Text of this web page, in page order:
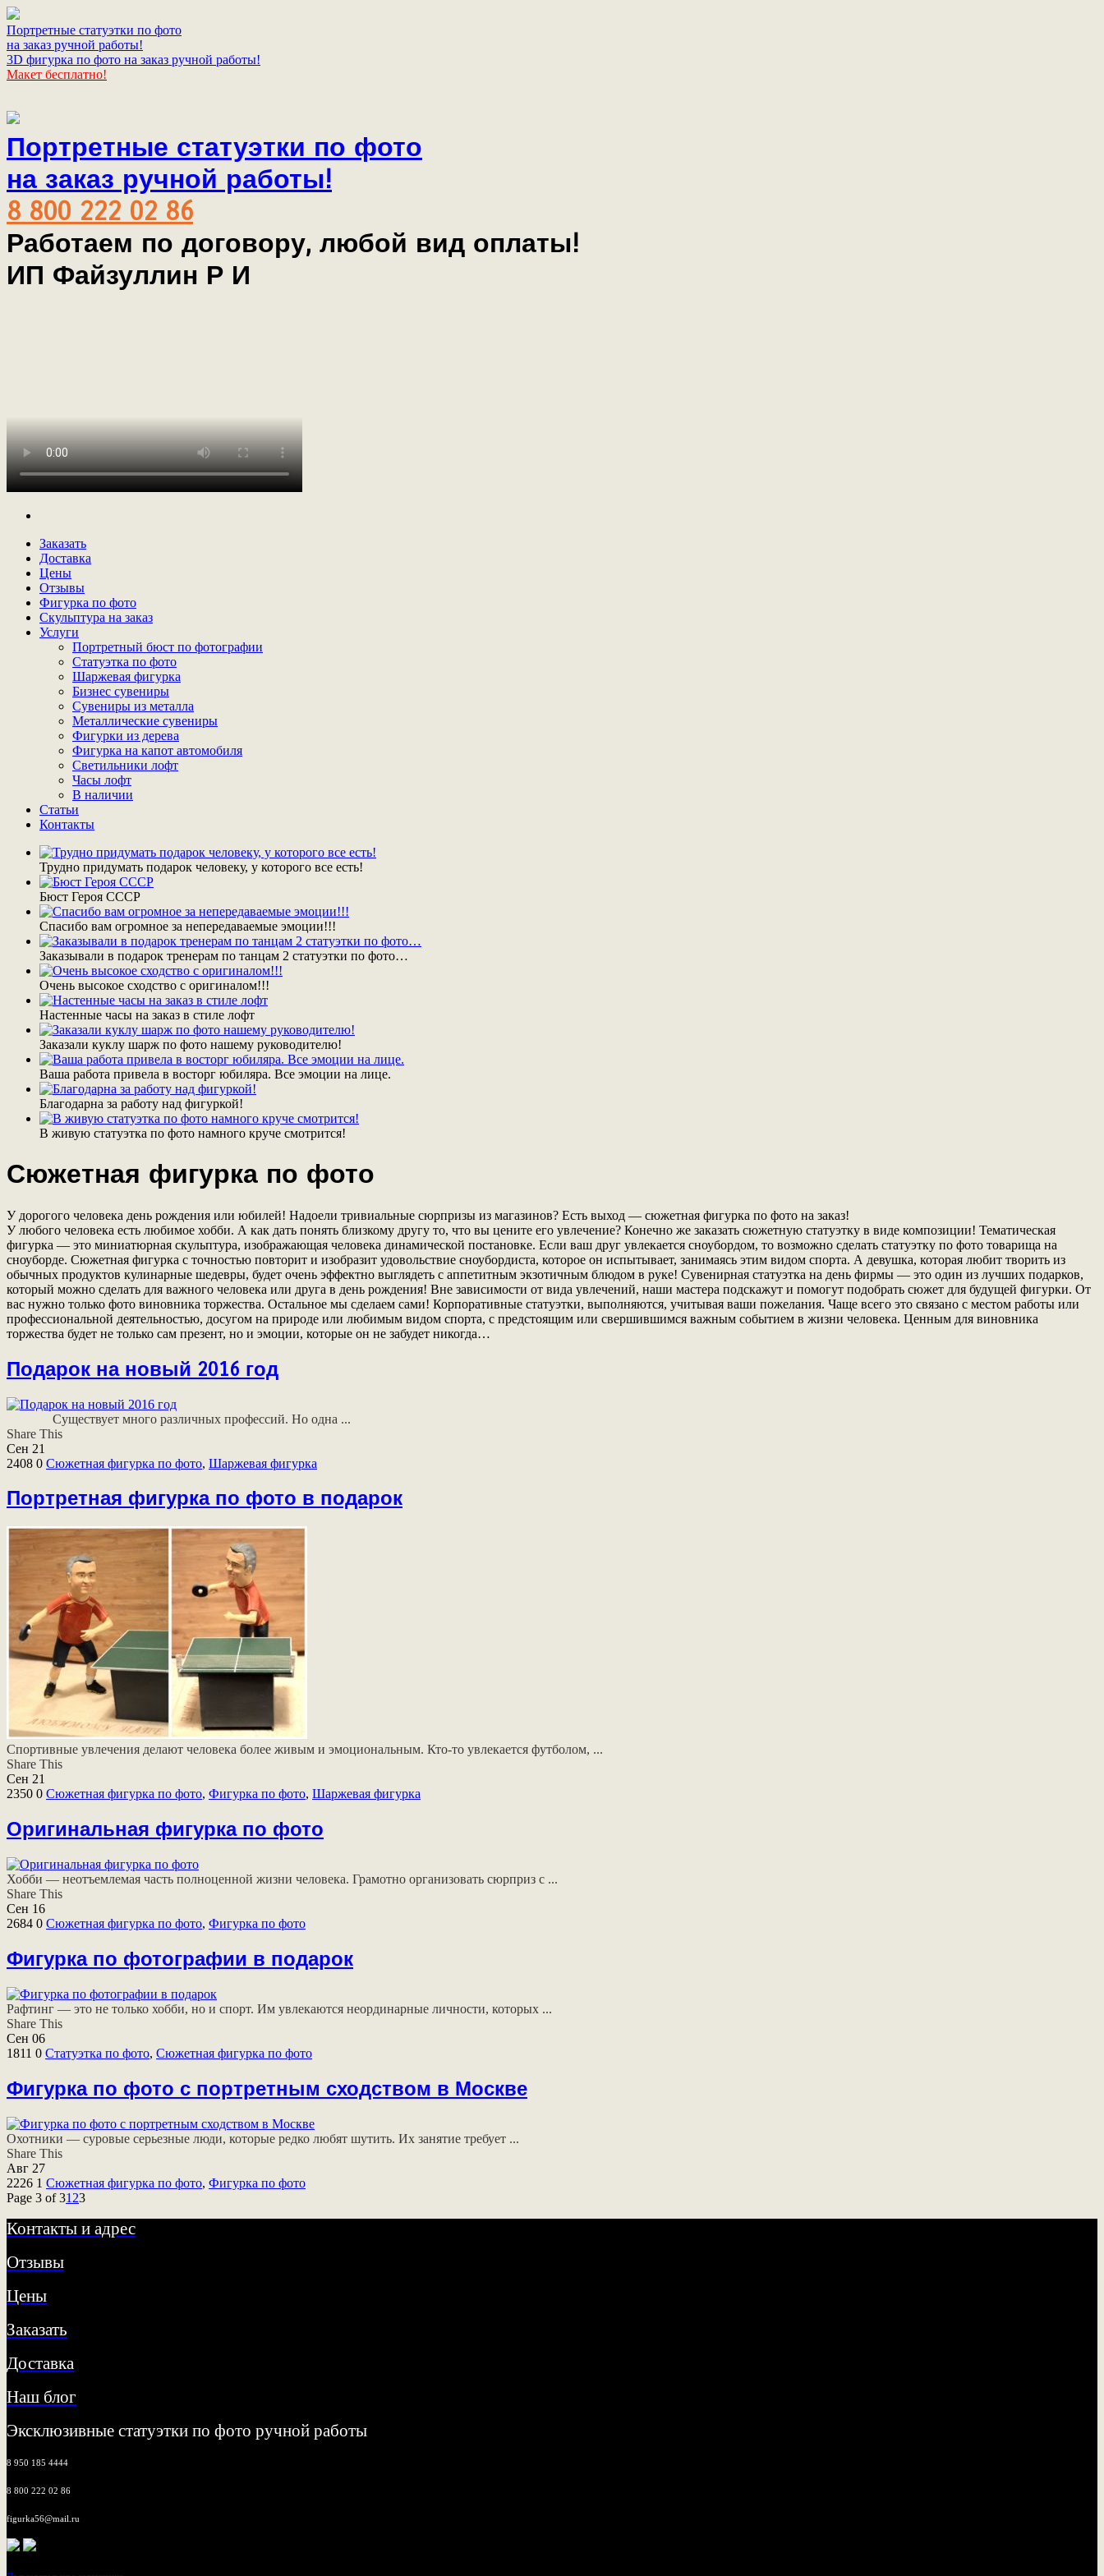
Портретные статуэтки по фото
на заказ ручной работы!
3D фигурка по фото на заказ ручной работы!
Макет бесплатно!
Портретные статуэтки по фото
на заказ ручной работы!
8 800 222 02 86
Работаем по договору, любой вид оплаты!
ИП Файзуллин Р И
Заказать
Доставка
Цены
Отзывы
Фигурка по фото
Скульптура на заказ
Услуги
Портретный бюст по фотографии
Статуэтка по фото
Шаржевая фигурка
Бизнес сувениры
Сувениры из металла
Металлические сувениры
Фигурки из дерева
Фигурка на капот автомобиля
Светильники лофт
Часы лофт
В наличии
Статьи
Контакты
Трудно придумать подарок человеку, у которого все есть!
Бюст Героя СССР
Спасибо вам огромное за непередаваемые эмоции!!!
Заказывали в подарок тренерам по танцам 2 статуэтки по фото…
Очень высокое сходство с оригиналом!!!
Настенные часы на заказ в стиле лофт
Заказали куклу шарж по фото нашему руководителю!
Ваша работа привела в восторг юбиляра. Все эмоции на лице.
Благодарна за работу над фигуркой!
В живую статуэтка по фото намного круче смотрится!
Сюжетная фигурка по фото
У дорогого человека день рождения или юбилей! Надоели тривиальные сюрпризы из магазинов? Есть выход — сюжетная фигурка по фото на заказ!
У любого человека есть любимое хобби. А как дать понять близкому другу то, что вы цените его увлечение? Конечно же заказать сюжетную статуэтку в виде композиции! Тематическая
фигурка — это миниатюрная скульптура, изображающая человека динамической постановке. Если ваш друг увлекается сноубордом, то возможно сделать статуэтку по фото товарища на
сноуборде. Сюжетная фигурка с точностью повторит и изобразит удовольствие сноубордиста, которое он испытывает, занимаясь этим видом спорта. А девушка, которая любит творить из
обычных продуктов кулинарные шедевры, будет очень эффектно выглядеть с аппетитным экзотичным блюдом в руке! Сувенирная статуэтка на день фирмы — это один из лучших подарков,
который можно сделать для важного человека или друга в день рождения! Вне зависимости от вида увлечений, наши мастера подскажут и помогут подобрать сюжет для будущей фигурки. От
вас нужно только фото виновника торжества. Остальное мы сделаем сами! Корпоративные статуэтки, выполняются, учитывая ваши пожелания. Чаще всего это связано с местом работы или
профессиональной деятельностью, досугом на природе или любимым видом спорта, с предстоящим или свершившимся важным событием в жизни человека. Ценным для виновника
торжества будет не только сам презент, но и эмоции, которые он не забудет никогда…
Подарок на новый 2016 год
Существует много различных профессий. Но одна ...
Share This
Сен 21
2408 0 Сюжетная фигурка по фото, Шаржевая фигурка
Портретная фигурка по фото в подарок
Спортивные увлечения делают человека более живым и эмоциональным. Кто-то увлекается футболом, ...
Share This
Сен 21
2350 0 Сюжетная фигурка по фото, Фигурка по фото, Шаржевая фигурка
Оригинальная фигурка по фото
Хобби — неотъемлемая часть полноценной жизни человека. Грамотно организовать сюрприз с ...
Share This
Сен 16
2684 0 Сюжетная фигурка по фото, Фигурка по фото
Фигурка по фотографии в подарок
Рафтинг — это не только хобби, но и спорт. Им увлекаются неординарные личности, которых ...
Share This
Сен 06
1811 0 Статуэтка по фото, Сюжетная фигурка по фото
Фигурка по фото с портретным сходством в Москве
Охотники — суровые серьезные люди, которые редко любят шутить. Их занятие требует ...
Share This
Авг 27
2226 1 Сюжетная фигурка по фото, Фигурка по фото
Page 3 of 31 23
Контакты и адрес
Отзывы
Цены
Заказать
Доставка
Наш блог
Эксклюзивные статуэтки по фото ручной работы
8 950 185 4444
8 800 222 02 86
figurka56@mail.ru